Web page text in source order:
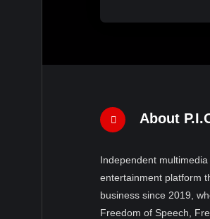
About
Independent multimedia
entertainment platform
business since 2019,
Freedom of Speech,